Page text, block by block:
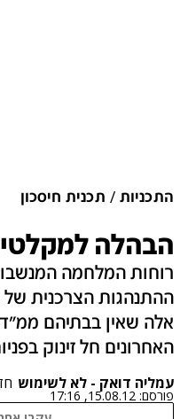
התכניות תכנית חיסכון
הבהלה
רוחות המלחמה
ההתנהגות הצרכנית של
אלה שאין בבתיהם
האחרונים חל זינוק
עמליה דואק - לא לשימוש
פורסם: 15.08.12, 17:16